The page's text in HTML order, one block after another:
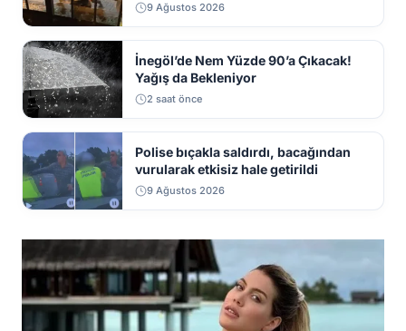
9 Ağustos 2026
İnegöl’de Nem Yüzde 90’a Çıkacak!
Yağış da Bekleniyor
2 saat önce
Polise bıçakla saldırdı, bacağından
vurularak etkisiz hale getirildi
9 Ağustos 2026